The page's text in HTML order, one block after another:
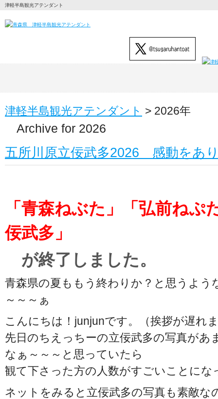
津軽半島観光アテンダント
津軽半島観光アテンダント > 2026年
Archive for 2026
五所川原立佞武多2026 感動をあ
「青森ねぶた」「弘前ねぷ
佞武多」
が終了しました。
青森県の夏ももう終わりか？と思うよう
～～～ぁ
こんにちは！junjunです。（挨拶が遅れ
先日のちえっちーの立佞武多の写真が
なぁ～～～と思っていたら
観て下さった方の人数がすごいことにな
ネットをみると立佞武多の写真も素敵な